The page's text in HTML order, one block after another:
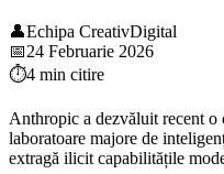
👤Echipa CreativDigital
📅24 Februarie 2026
⏱️4 min citire
Anthropic a dezvăluit recent o
laboratoare majore de
extragă ilicit capabilitățile